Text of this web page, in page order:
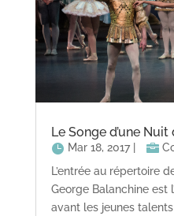
Le Songe d’une Nuit
Mar 18, 2017|
L’entrée au répertoire
George Balanchine est
avant les jeunes